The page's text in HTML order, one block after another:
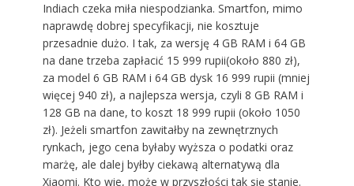
Indiach czeka miła niespodzianka. Smartfon, mimo
naprawdę dobrej specyfikacji, nie kosztuje
przesadnie dużo. I tak, za wersję 4 GB RAM i 64 GB
na dane trzeba zapłacić 15 999 rupii(około 880 zł),
za model 6 GB RAM i 64 GB dysk 16 999 rupii (mniej
więcej 940 zł), a najlepsza wersja, czyli 8 GB RAM i
128 GB na dane, to koszt 18 999 rupii (około 1050
zł). Jeżeli smartfon zawitałby na zewnętrznych
rynkach, jego cena byłaby wyższa o podatki oraz
marżę, ale dalej byłby ciekawą alternatywą dla
Xiaomi. Kto wie, może w przyszłości tak się stanie.